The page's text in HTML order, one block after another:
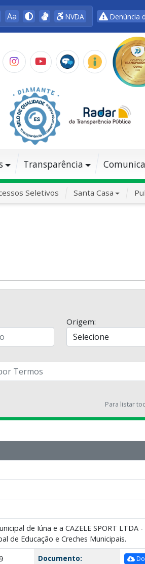
Aa NVDA Denúncia
Transparência
Seletivos Santa Casa
Origem:
Para listar
de Iúna e a CAZELE SPORT
de Educação e Creches Municipais.
Documento: